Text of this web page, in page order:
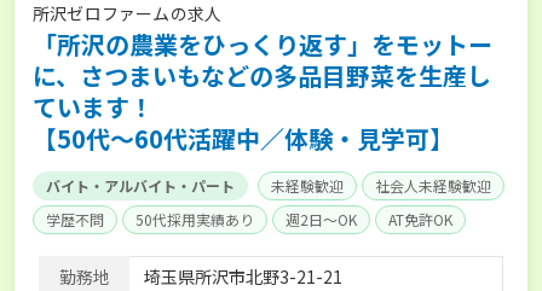
所沢ゼロファームの求人
「所沢の農業をひっくり返す」をモットー
に、さつまいもなどの多品目野菜を生産し
ています！
【50代～60代活躍中／体験・見学可】
バイト・アルバイト・パート 未経験歓迎
社会人未経験歓迎
学歴不問
50代採用実績あり 週2日～OK AT免許OK
勤務地
埼玉県所沢市北野3-21-21